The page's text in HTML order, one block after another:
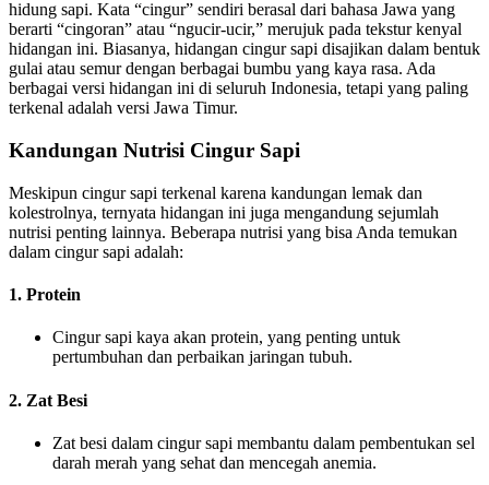
hidung sapi. Kata “cingur” sendiri berasal dari bahasa Jawa yang
berarti “cingoran” atau “ngucir-ucir,” merujuk pada tekstur kenyal
hidangan ini. Biasanya, hidangan cingur sapi disajikan dalam bentuk
gulai atau semur dengan berbagai bumbu yang kaya rasa. Ada
berbagai versi hidangan ini di seluruh Indonesia, tetapi yang paling
terkenal adalah versi Jawa Timur.
Kandungan Nutrisi Cingur Sapi
Meskipun cingur sapi terkenal karena kandungan lemak dan
kolestrolnya, ternyata hidangan ini juga mengandung sejumlah
nutrisi penting lainnya. Beberapa nutrisi yang bisa Anda temukan
dalam cingur sapi adalah:
1. Protein
Cingur sapi kaya akan protein, yang penting untuk
pertumbuhan dan perbaikan jaringan tubuh.
2. Zat Besi
Zat besi dalam cingur sapi membantu dalam pembentukan sel
darah merah yang sehat dan mencegah anemia.